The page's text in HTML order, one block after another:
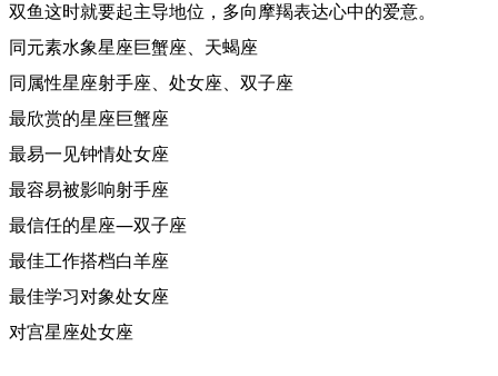
双鱼这时就要起主导地位，多向摩羯表达心中的爱意。
同元素水象星座巨蟹座、天蝎座
同属性星座射手座、处女座、双子座
最欣赏的星座巨蟹座
最易一见钟情处女座
最容易被影响射手座
最信任的星座—双子座
最佳工作搭档白羊座
最佳学习对象处女座
对宫星座处女座